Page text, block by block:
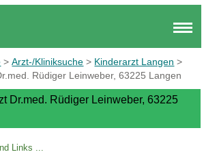
>Arzt-/Kliniksuche > Kinderarzt Langen >
Rüdiger Leinweber, 63225 Langen
Dr.med. Rüdiger Leinweber, 63225
Links ...